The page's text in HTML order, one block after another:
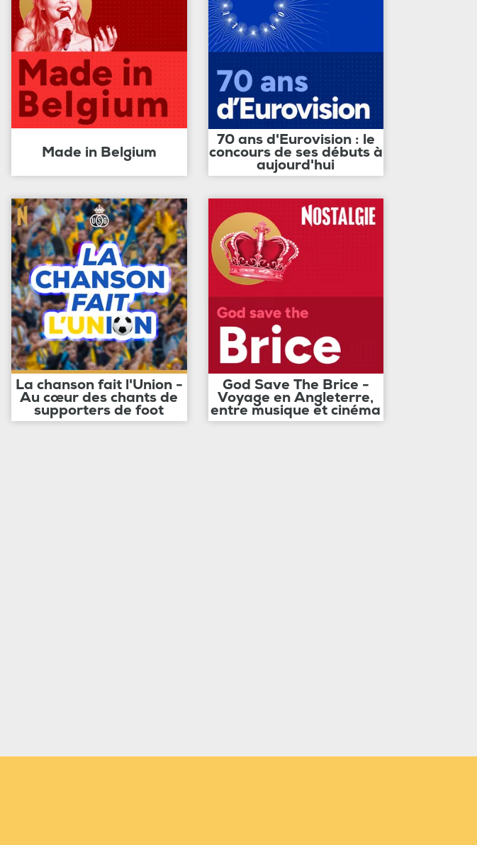
Made in Belgium
70 ans d'Eurovision : le
concours de ses débuts à
aujourd'hui
La chanson fait l'Union -
Au cœur des chants de
supporters de foot
God Save The Brice -
Voyage en Angleterre,
entre musique et cinéma